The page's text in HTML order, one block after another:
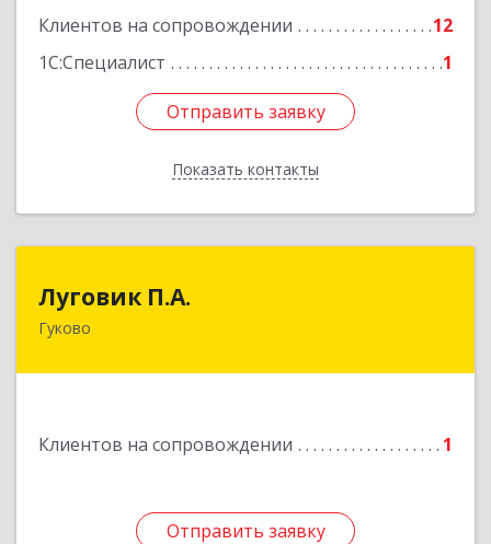
Клиентов на сопровождении
12
1С:Специалист
1
Отправить заявку
Показать контакты
Отправить заявку
Назад
Луговик П.А.
Гуково
Клиентов на сопровождении 1
Отправить заявку
Отправить заявку